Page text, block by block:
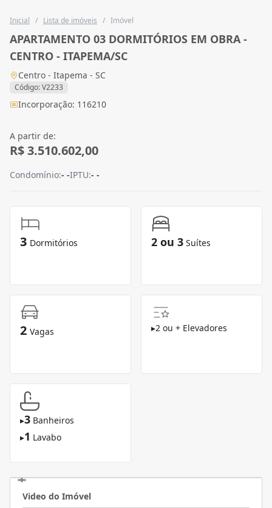
Inicial / Lista de imóveis / Imóvel
APARTAMENTO 03 DORMITÓRIOS EM OBRA -
CENTRO - ITAPEMA/SC
Centro - Itapema - SC
Código: V2233
Incorporação: 116210
A partir de:
R$ 3.510.602,00
Condomínio:- -IPTU:- -
3 Dormitórios 2 ou 3 Suítes
2 Vagas ▸2 ou + Elevadores
▸3 Banheiros
▸1 Lavabo
Video do Imóvel